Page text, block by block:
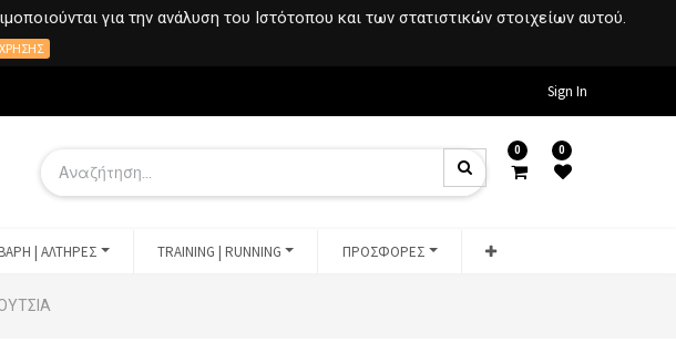
για την ανάλυση του Ιστότοπου και των στατιστικών στοιχείων αυτού.
Sign In
0 0
| ΑΛΤΗΡΕΣ TRAINING | RUNNING ΠΡΟΣΦΟΡΕΣ